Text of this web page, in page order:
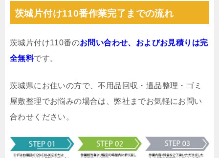
茨城片付け110番作業完了までの流れ
茨城片付け110番のお問い合わせ、およびお見積りは完
全無料です。
茨城県にお住いの方で、不用品回収・遺品整理・ゴミ
屋敷整理でお悩みの場合は、弊社までお気軽にお問い
合わせください。